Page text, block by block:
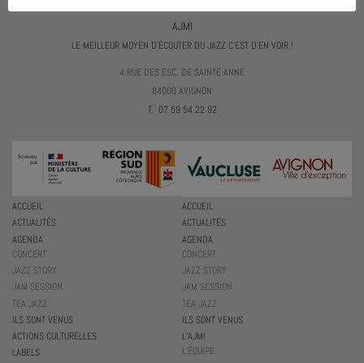
AJMI
LE MEILLEUR MOYEN D'ÉCOUTER DU JAZZ C'EST D'EN VOIR !
4 RUE DES ESC. DE SAINTE-ANNE
84000 AVIGNON
T. 07 59 54 22 92
ACCUEIL
ACTUALITÉS
AGENDA
CONCERT
JAZZ STORY
JAM SESSION
TEA JAZZ
ILS SONT VENUS
ACCUEIL
ACTUALITÉS
AGENDA
CONCERT
JAZZ STORY
JAM SESSION
TEA JAZZ
ILS SONT VENUS
ACTIONS CULTURELLES
LABELS
L’AJMI
L’ÉQUIPE